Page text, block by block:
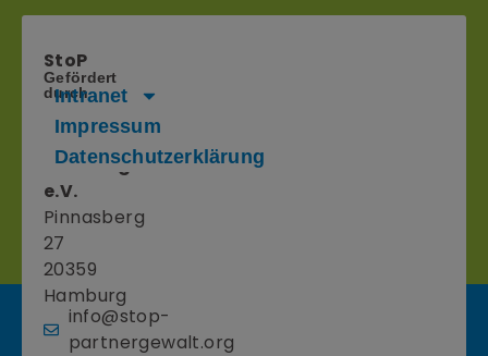
StoP
–
ohne
Partnergewalt
e.V.
Pinnasberg
27
20359
Hamburg
info@stop-
partnergewalt.org
Intranet
Impressum
Datenschutzerklärung
Gefördert
durch